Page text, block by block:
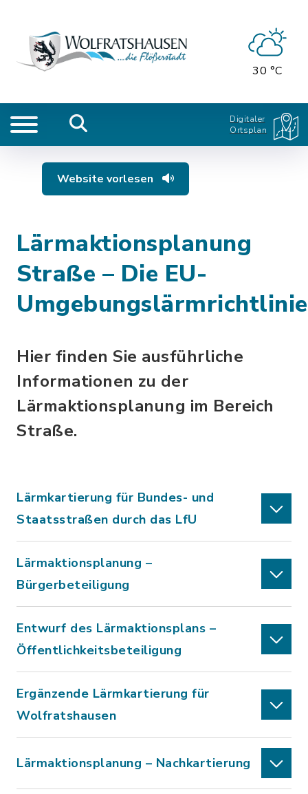
30 °C
Digitaler
Ortsplan
Website vorlesen
Lärmaktionsplanung
Straße – Die EU-
Umgebungslärmrichtlinie
Hier finden Sie ausführliche
Informationen zu der
Lärmaktionsplanung im Bereich
Straße.
Lärmkartierung für Bundes- und
Staatsstraßen durch das LfU
Lärmaktionsplanung –
Bürgerbeteiligung
Entwurf des Lärmaktionsplans –
Öffentlichkeitsbeteiligung
Ergänzende Lärmkartierung für
Wolfratshausen
Lärmaktionsplanung – Nachkartierung